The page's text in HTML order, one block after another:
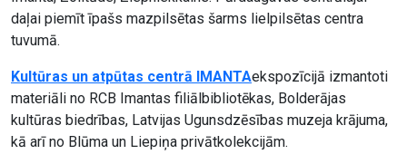
daļai piemīt īpašs mazpilsētas šarms lielpilsētas centra
tuvumā.
Kultūras un atpūtas centrā IMANTAekspozīcijā izmantoti
materiāli no RCB Imantas filiālbibliotēkas, Bolderājas
kultūras biedrības, Latvijas Ugunsdzēsības muzeja krājuma,
kā arī no Blūma un Liepiņa privātkolekcijām.